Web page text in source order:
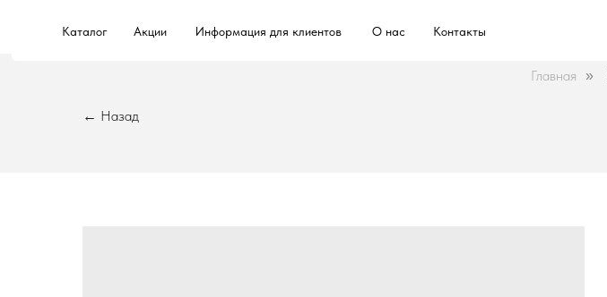
Каталог Акции Информация для клиентов О нас Контакты
Главная »
← Назад